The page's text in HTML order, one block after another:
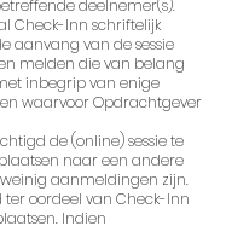
deelnemer(s).
Check-Inn schriftelijk
aanvang van de sessie
melden die van belang
inbegrip van enige
waarvoor Opdrachtgever
de (online) sessie te
naar een andere
aanmeldingen zijn.
ter oordeel van Check-Inn
Indien